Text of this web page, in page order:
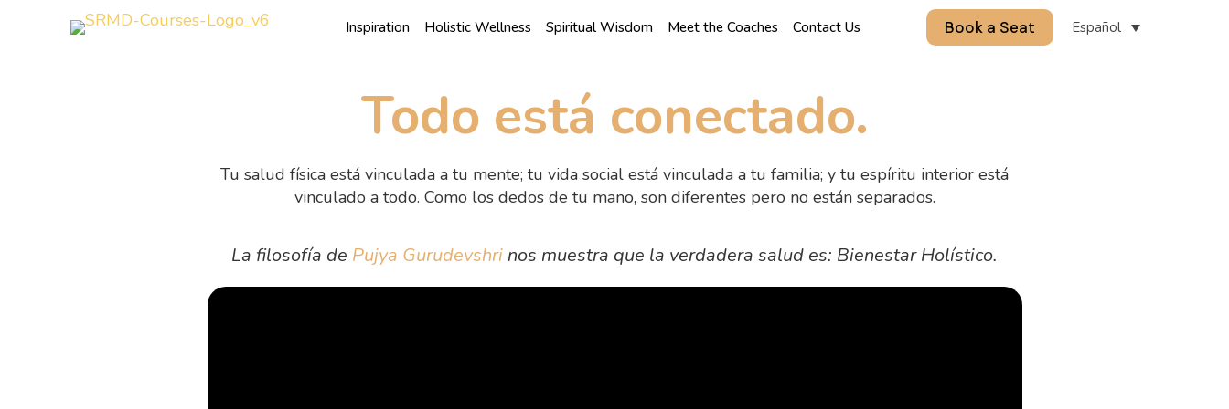
Inspiration Holistic Wellness Spiritual Wisdom Meet the Coaches Contact Us Book a Seat Español
Todo está conectado.
Tu salud física está vinculada a tu mente; tu vida social está vinculada a tu familia; y tu espíritu interior está
vinculado a todo. Como los dedos de tu mano, son diferentes pero no están separados.
La filosofía de Pujya Gurudevshri nos muestra que la verdadera salud es: Bienestar Holístico.